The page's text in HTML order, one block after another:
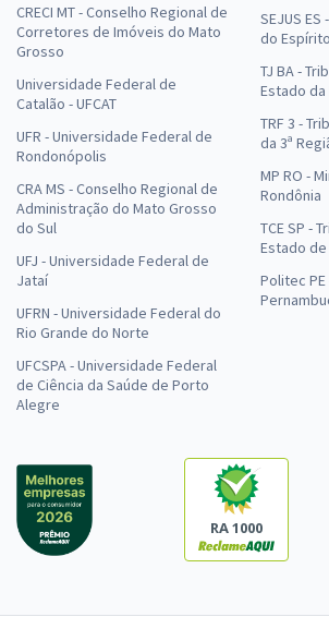
CRECI MT - Conselho Regional de
Corretores de Imóveis do Mato
Grosso
Universidade Federal de
Catalão - UFCAT
UFR - Universidade Federal de
Rondonópolis
CRA MS - Conselho Regional de
Administração do Mato Grosso
do Sul
UFJ - Universidade Federal de
Jataí
UFRN - Universidade Federal do
Rio Grande do Norte
UFCSPA - Universidade Federal
de Ciência da Saúde de Porto
Alegre
SEJUS
do
TJ BA -
Estado da
TRF 3 -
da 3ª
MP RO -
Rondônia
TCE SP -
Estado de
Politec
RA 1000